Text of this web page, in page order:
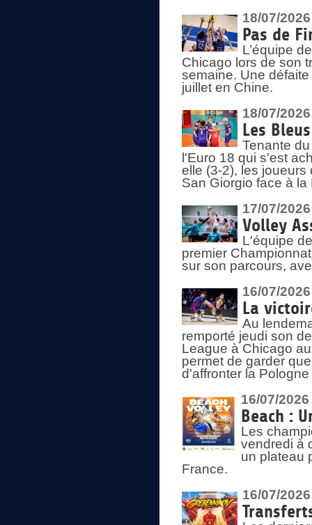
18/07/2026
Pas de
L’équipe
Chicago lors de son
semaine. Une
juillet en Chine.
18/07/2026
Les
Tenante
l'Euro 18 qui s'est
elle (3-2), les
San Giorgio face à la
17/07/2026
Volley
L'équipe
premier
sur son parcours,
16/07/2026
La
Au
remporté jeudi son
League à Chicago
permet de garder
d'affronter la
16/07/2026
Beach :
Les
vendredi à
un plateau
France.
16/07/2026